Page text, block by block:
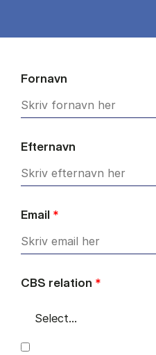
Fornavn
Efternavn
Email *
CBS relation *